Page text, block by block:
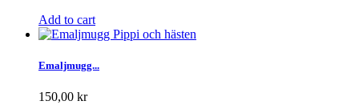
Add to cart
Emaljmugg...
150,00 kr